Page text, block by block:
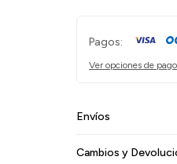
Pagos:
Ver opciones de
Envíos
Cambios y